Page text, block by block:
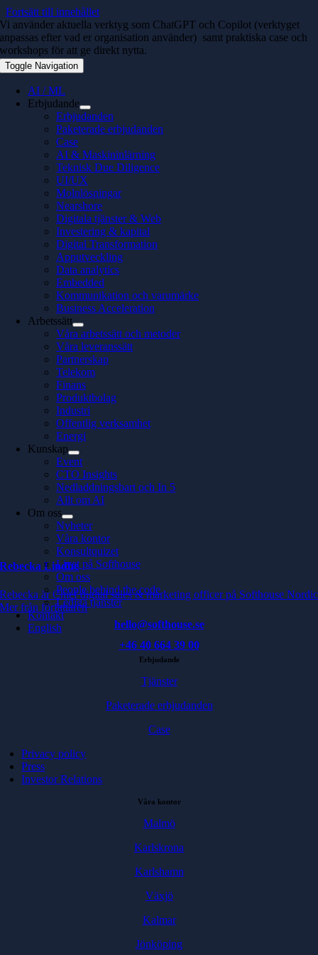
Fortsätt till innehållet
Toggle Navigation
AI / ML
Erbjudande
Erbjudanden
Paketerade erbjudanden
Case
AI & Maskininlärning
Teknisk Due Diligence
UI/UX
Molnlösningar
Nearshore
Digitala tjänster & Web
Investering & kapital
Digital Transformation
Apputveckling
Data analytics
Embedded
Kommunikation och varumärke
Business Acceleration
Arbetssätt
Våra arbetssätt och metoder
Våra leveranssätt
Partnerskap
Telekom
Finans
Produktbolag
Industri
Offentlig verksamhet
Energi
Kunskap
Event
CTO Insights
Nedladdningsbart och In 5
Allt om AI
Om oss
Nyheter
Våra kontor
Konsultquizet
Livet på Softhouse
Om oss
People behind the code
Lediga tjänster
Kontakt
English
Vi använder aktuella verktyg som ChatGPT och Copilot (verktyget
anpassas efter vad er organisation använder) samt praktiska case och
workshops för att ge direkt nytta.
Rebecka Lindhe
Rebecka är Chief digital sales & marketing officer på Softhouse Nordic
Mer från författaren
hello@softhouse.se
+46 40 664 39 00
Erbjudande
Tjänster
Paketerade erbjudanden
Case
Privacy policy
Press
Investor Relations
Våra kontor
Malmö
Karlskrona
Karlshamn
Växjö
Kalmar
Jönköping